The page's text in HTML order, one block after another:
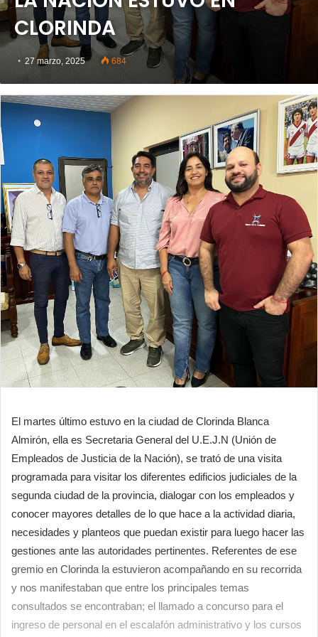
CLORINDA
27 marzo, 2025 684
El martes último estuvo en la ciudad de Clorinda Blanca
Almirón, ella es Secretaria General del U.E.J.N (Unión de
Empleados de Justicia de la Nación), se trató de una visita
programada para visitar los diferentes edificios judiciales de la
segunda ciudad de la provincia, dialogar con los empleados y
conocer mayores detalles de lo que hace a la actividad diaria,
necesidades y planteos que puedan existir para luego hacer las
gestiones ante las autoridades pertinentes. Referentes de ese
gremio en Clorinda la estuvieron acompañando en su recorrida
y nos manifestaban que entre los principales temas
consultados se encontraban; el llamado a concurso para el
ingreso de personal en el escalafón administrativo y los cursos